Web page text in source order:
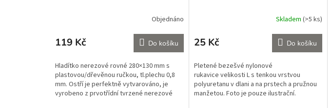
A
Objednáno
119 Kč Do košíku
Hladítko nerezové rovné 280×130 mm s
plastovou/dřevěnou ručkou, tl.plechu 0,8
mm. Ostří je perfektně vytvarováno, je
vyrobeno z prvotřídní tvrzené nerezové
A
Skladem (>5 ks)
25 Kč Do košíku
Pletené bezešvé nylonové
rukavice velikosti L s tenkou vrstvou
polyuretanu v dlani a na prstech a pružnou
manžetou. Foto je pouze ilustrační.